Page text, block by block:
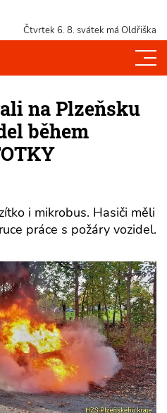
Čtvrtek 6. 8. svátek má Oldřiška
na Plzeňsku
během
i mikrobus. Hasiči měli
práce s požáry vozidel.